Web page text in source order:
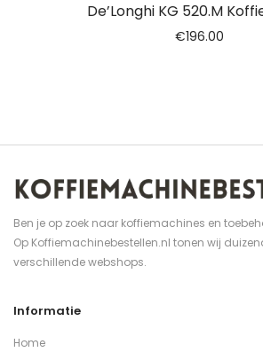
De’Longhi KG 520.M
€196.00
Ben je op zoek naar koffiemachines en
Op Koffiemachinebestellen.nl tonen wij
verschillende webshops.
Informatie
Home